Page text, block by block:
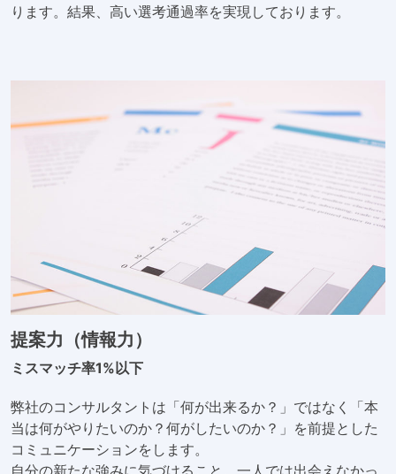
ります。結果、高い選考通過率を実現しております。
提案力（情報力）
ミスマッチ率1%以下
弊社のコンサルタントは「何が出来るか？」ではなく「本
当は何がやりたいのか？何がしたいのか？」を前提とした
コミュニケーションをします。
自分の新たな強みに気づけること、一人では出会えなかっ